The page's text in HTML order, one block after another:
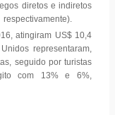
diretos e indiretos
respectivamente).
atingiram US$ 10,4
representaram,
seguido por turistas
com 13% e 6%,